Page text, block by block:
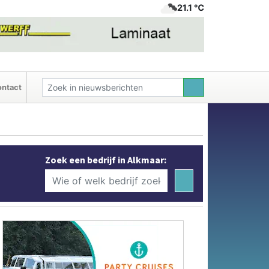
21.1 ℃
Zoek een bedrijf in Alkmaar: